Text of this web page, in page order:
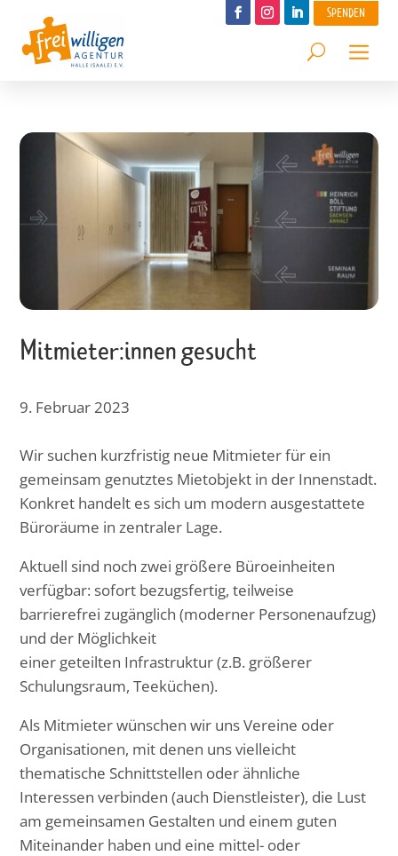
SPENDEN
Mitmieter:innen gesucht
9. Februar 2023
Wir suchen kurzfristig neue Mitmieter für ein
gemeinsam genutztes Mietobjekt in der Innenstadt.
Konkret handelt es sich um modern ausgestattete
Büroräume in zentraler Lage.
Aktuell sind noch zwei größere Büroeinheiten
verfügbar: sofort bezugsfertig, teilweise
barrierefrei zugänglich (moderner Personenaufzug)
und der Möglichkeit
einer geteilten Infrastruktur (z.B. größerer
Schulungsraum, Teeküchen).
Als Mitmieter wünschen wir uns Vereine oder
Organisationen, mit denen uns vielleicht
thematische Schnittstellen oder ähnliche
Interessen verbinden (auch Dienstleister), die Lust
am gemeinsamen Gestalten und einem guten
Miteinander haben und eine mittel- oder